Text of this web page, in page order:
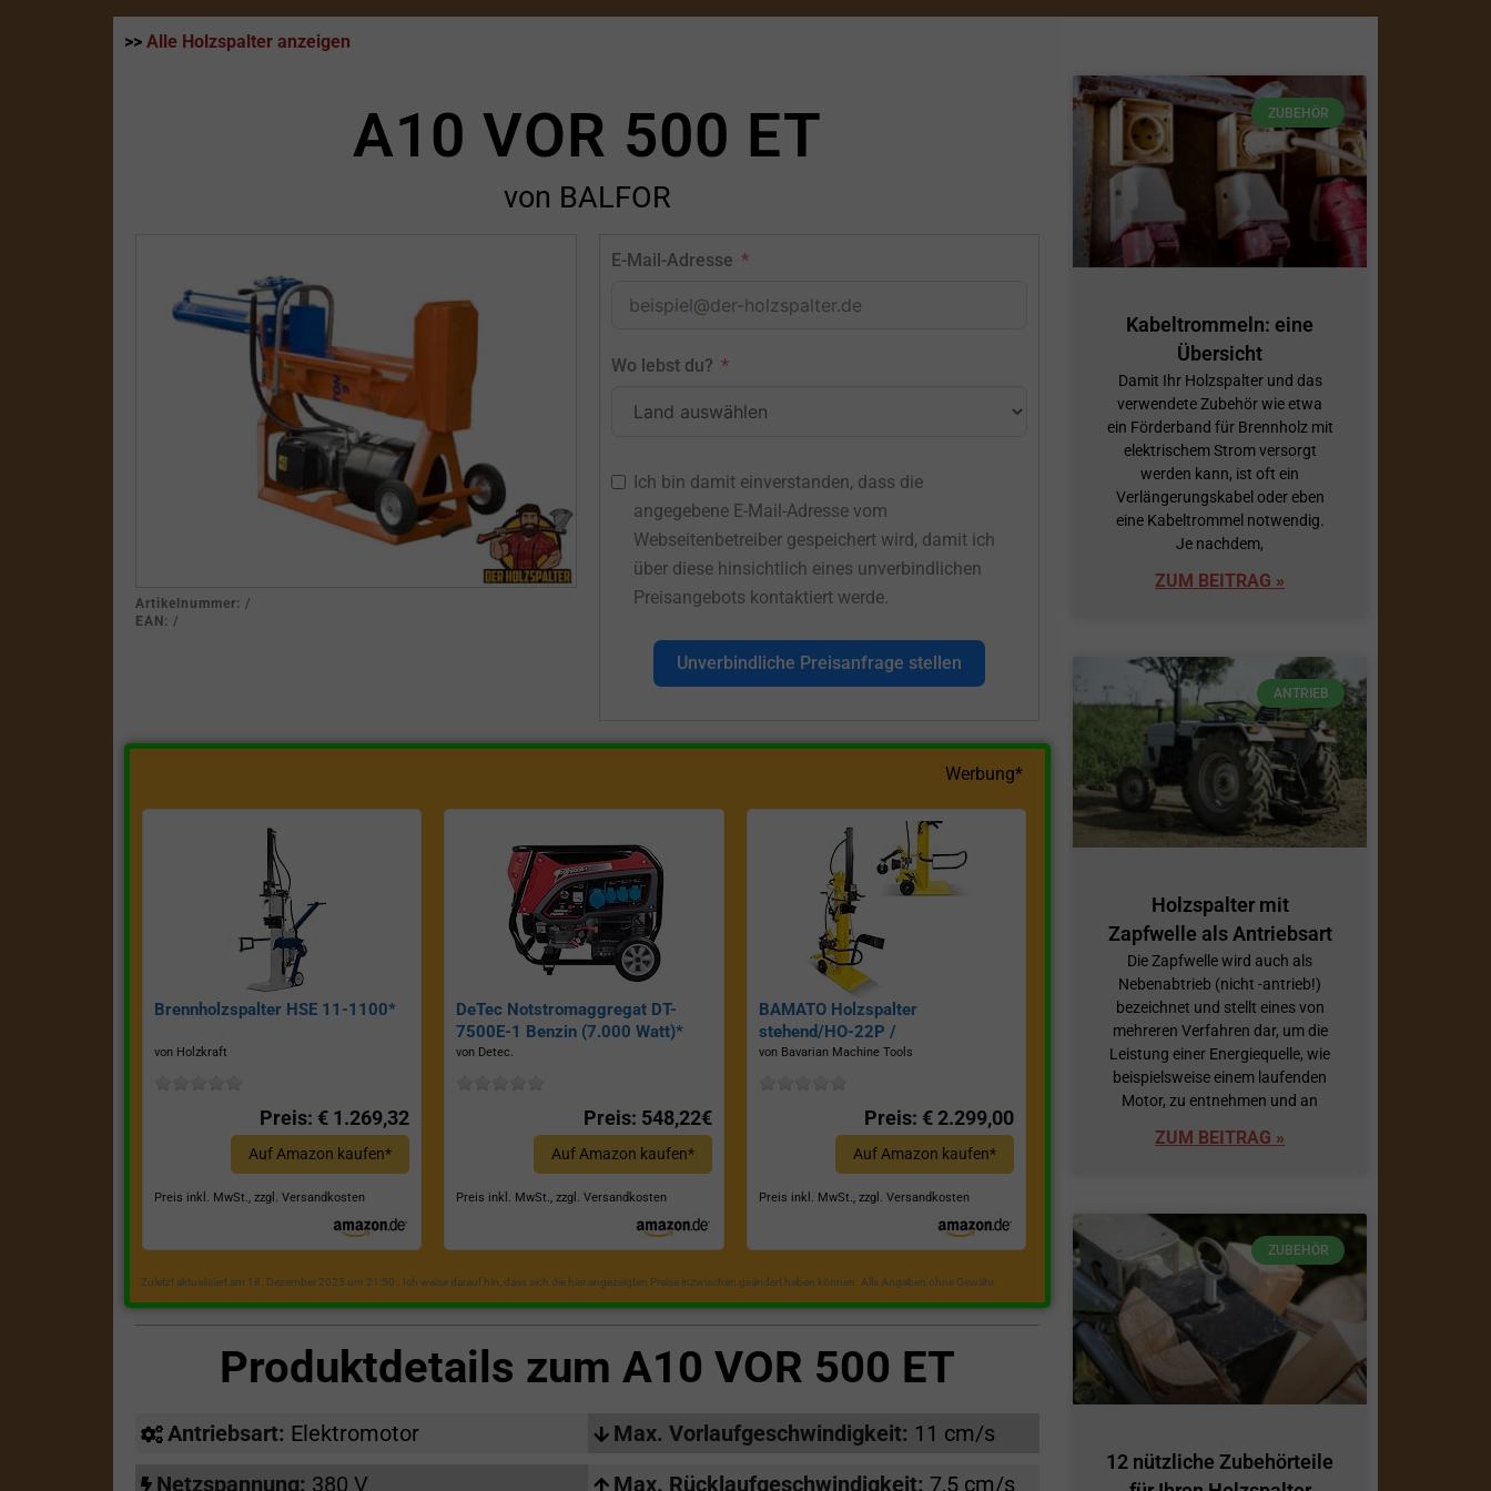
>> Alle Holzspalter anzeigen
A10 VOR 500 ET
von BALFOR
Artikelnummer: /
EAN: /
E-Mail-Adresse
Wo lebst du?
Ich bin damit einverstanden, dass die
angegebene E-Mail-Adresse vom
Webseitenbetreiber gespeichert wird, damit ich
über diese hinsichtlich eines unverbindlichen
Preisangebots kontaktiert werde.
Unverbindliche Preisanfrage stellen
Werbung*
Brennholzspalter HSE 11-1100*
von Holzkraft
Preis: € 1.269,32
Auf Amazon kaufen*
Preis inkl. MwSt., zzgl. Versandkosten
DeTec Notstromaggregat DT-
7500E-1 Benzin (7.000 Watt)*
von Detec.
Preis: 548,22€
Auf Amazon kaufen*
Preis inkl. MwSt., zzgl. Versandkosten
BAMATO Holzspalter
stehend/HO-22P /
Zapfwellenantrieb, Inkl.
von Bavarian Machine Tools
Preis: € 2.299,00
Auf Amazon kaufen*
Preis inkl. MwSt., zzgl. Versandkosten
Zuletzt aktualisiert am 18. Dezember 2023 um 21:50 . Ich weise darauf hin, dass sich die hier angezeigten Preise inzwischen geändert haben können. Alle Angaben ohne Gewähr.
Produktdetails zum A10 VOR 500 ET
Antriebsart: Elektromotor
Netzspannung: 380 V
Max. Vorlaufgeschwindigkeit: 11 cm/s
Max. Rücklaufgeschwindigkeit: 7,5 cm/s
ZUBEHÖR
Kabeltrommeln: eine
Übersicht
Damit Ihr Holzspalter und das
verwendete Zubehör wie etwa
ein Förderband für Brennholz mit
elektrischem Strom versorgt
werden kann, ist oft ein
Verlängerungskabel oder eben
eine Kabeltrommel notwendig.
Je nachdem,
ZUM BEITRAG »
ANTRIEB
Holzspalter mit
Zapfwelle als Antriebsart
Die Zapfwelle wird auch als
Nebenabtrieb (nicht -antrieb!)
bezeichnet und stellt eines von
mehreren Verfahren dar, um die
Leistung einer Energiequelle, wie
beispielsweise einem laufenden
Motor, zu entnehmen und an
ZUM BEITRAG »
ZUBEHÖR
12 nützliche Zubehörteile